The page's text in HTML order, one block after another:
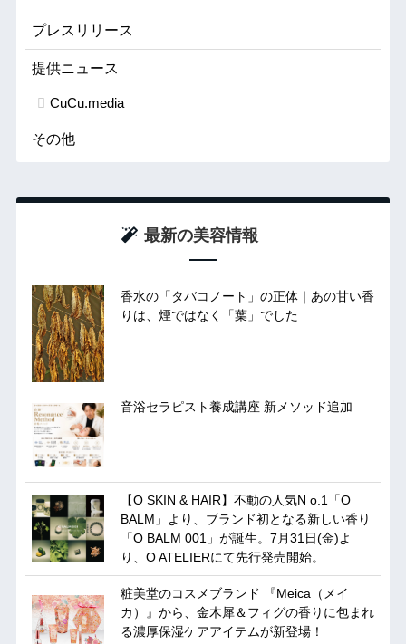
プレスリリース
提供ニュース
CuCu.media
その他
最新の美容情報
香水の「タバコノート」の正体｜あの甘い香
りは、煙ではなく「葉」でした
音浴セラピスト養成講座 新メソッド追加
【O SKIN & HAIR】不動の人気N o.1「O
BALM」より、ブランド初となる新しい香り
「O BALM 001」が誕生。7月31日(金)よ
り、O ATELIERにて先行発売開始。
粧美堂のコスメブランド 『Meica（メイ
カ）』から、金木犀＆フィグの香りに包まれ
る濃厚保湿ケアアイテムが新登場！